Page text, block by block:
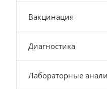
Вакцинация
Диагностика
Лабораторные